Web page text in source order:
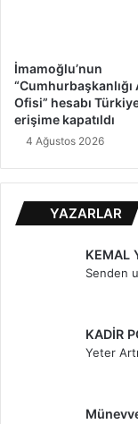
İmamoğlu’nun
“Cumhurbaşkanlığı
Ofisi” hesabı
erişime kapatıldı
4 Ağustos 2026
YAZARLAR
KEMAL
Senden
KADİR
Yeter